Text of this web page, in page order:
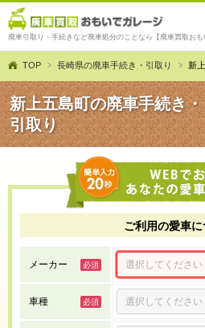
廃車引取り・手続きなど廃車処分のことなら【廃車買取おも
TOP 長崎県の廃車手続き・引取り 新
新上五島町の廃車手続き・
引取り
ご利用の愛車に
メーカー
車種